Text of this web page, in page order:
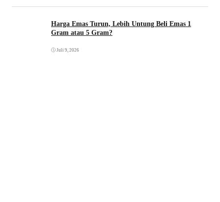
Harga Emas Turun, Lebih Untung Beli Emas 1
Gram atau 5 Gram?
Juli 9, 2026